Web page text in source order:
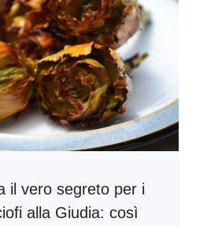
il vero segreto per i
alla Giudia: così